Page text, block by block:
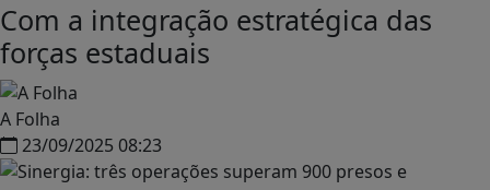
Com a integração estratégica das
forças estaduais
A Folha
23/09/2025 08:23